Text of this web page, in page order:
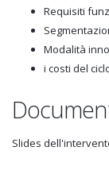
Requisiti
Modalità
i costi del
Slides